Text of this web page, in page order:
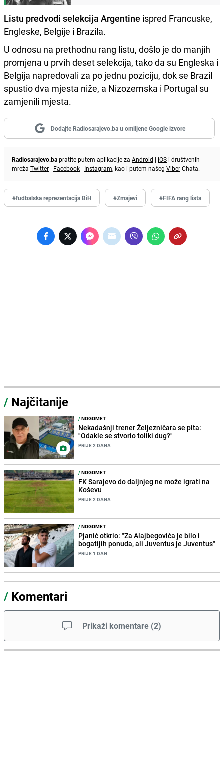
Listu predvodi selekcija Argentine ispred Francuske,
Engleske, Belgije i Brazila.
U odnosu na prethodnu rang listu, došlo je do manjih
promjena u prvih deset selekcija, tako da su Engleska i
Belgija napredovali za po jednu poziciju, dok se Brazil
spustio dva mjesta niže, a Nizozemska i Portugal su
zamjenili mjesta.
Dodajte Radiosarajevo.ba u omiljene Google izvore
Radiosarajevo.bapratite putem aplikacije za Android | iOS i društvenih
mreža Twitter | Facebook | Instagram, kao i putem našeg ViberChata.
#fudbalska reprezentacija BiH #Zmajevi #FIFA rang lista
/ Najčitanije
/NOGOMET
Nekadašnji trener Željezničara se pita:
"Odakle se stvorio toliki dug?"
PRIJE 2 DANA
/NOGOMET
FK Sarajevo do daljnjeg ne može igrati na
Koševu
PRIJE 2 DANA
/NOGOMET
Pjanić otkrio: "Za Alajbegovića je bilo i
bogatijih ponuda, ali Juventus je Juventus"
PRIJE 1 DAN
/ Komentari
Prikaži komentare (2)